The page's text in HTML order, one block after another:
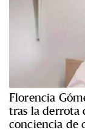
Florencia
tras la derrota
conciencia de